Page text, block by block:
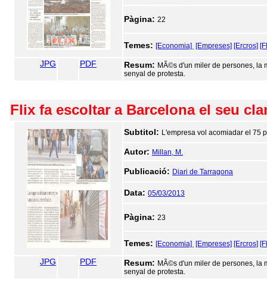
Pàgina: 22
Temes: [Economia] [Empreses] [Ercros]
JPG PDF Resum: MÃ©s d'un miler de persones, la
senyal de protesta.
Flix fa escoltar a Barcelona el seu
Subtitol: L'empresa vol acomiadar el 75
Autor: Millan, M.
Publicació: Diari de Tarragona
Data: 05/03/2013
Pàgina: 23
Temes: [Economia] [Empreses] [Ercros]
JPG PDF Resum: MÃ©s d'un miler de persones, la
senyal de protesta.